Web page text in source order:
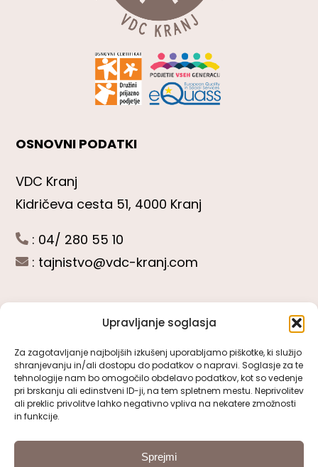
Upravljanje soglasja
Za zagotavljanje najboljših izkušenj uporabljamo piškotke, ki služijo
shranjevanju in/ali dostopu do podatkov o napravi. Soglasje za te
tehnologije nam bo omogočilo obdelavo podatkov, kot so vedenje
pri brskanju ali edinstveni ID-ji, na tem spletnem mestu. Neprivolitev
ali preklic privolitve lahko negativno vpliva na nekatere zmožnosti
in funkcije.
Sprejmi
OSNOVNI PODATKI
VDC Kranj
Kidričeva cesta 51, 4000 Kranj
: 04/ 280 55 10
: tajnistvo@vdc-kranj.com
Toggle
Navigation
Predstavitev VDC Kranj
Pomembni obrazci
SLEDITE NAM